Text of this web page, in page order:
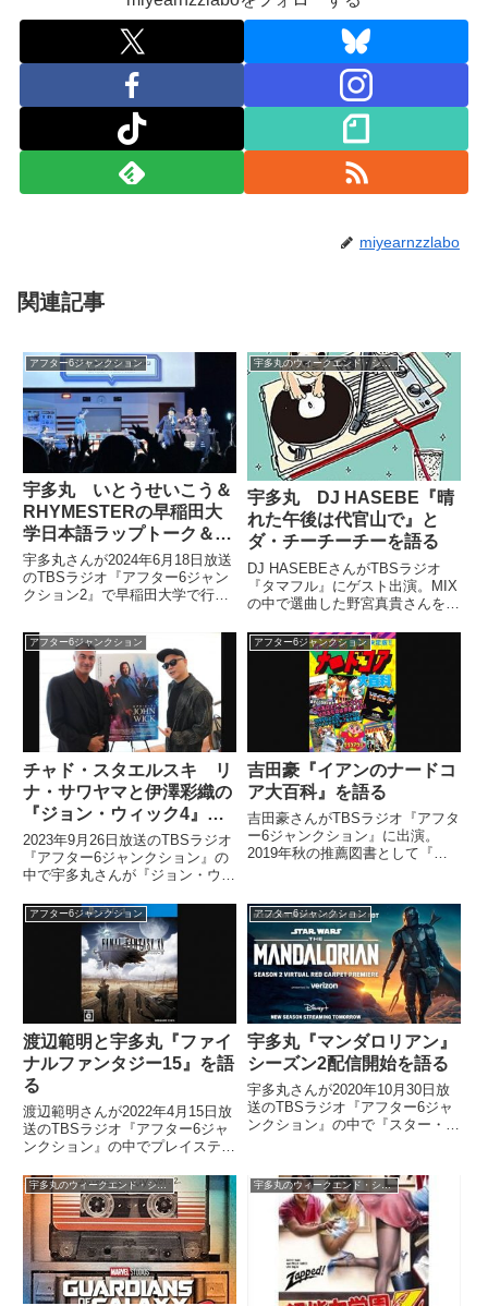
miyearnzzlabo
関連記事
アフター6ジャンクション
宇多丸 いとうせいこう＆
RHYMESTERの早稲田大
学日本語ラップトーク＆ラ
イブを語る
宇多丸さんが2024年6月18日放送
のTBSラジオ『アフター6ジャン
クション2』で早稲田大学で行わ
ャル・セッション「日本語とラッ
プ＠早稲田」』の模様を振り返っ
ていました。
宇多丸のウィークエンド・シャッフル
宇多丸 DJ HASEBE『晴
れた午後は代官山で』と
ダ・チーチーチーを語る
DJ HASEBEさんがTBSラジオ
『タマフル』にゲスト出演。MIX
の中で選曲した野宮真貴さんをフ
は代官山で』がダ・チーチーチー
曲であることを宇多丸さんが指摘
していました。（宇多丸）でも
さ、まずさ、野宮（真貴）...
アフター6ジャンクション
チャド・スタエルスキ リ
ナ・サワヤマと伊澤彩織の
『ジョン・ウィック4』起
用を語る
2023年9月26日放送のTBSラジオ
『アフター6ジャンクション』の
中で宇多丸さんが『ジョン・ウィ
ド・スタエルスキ監督にインタビ
ュー。アキラ役のリナ・サワヤマ
さんや、そのスタントダブルの
『ベイビーわるきゅーれ』伊澤彩
織さんの起用、そして劇中挿入歌
としてHUNGER『わ道 DJ Mitsu
the Beats Remix』を使用したこ
となどについて質問していまし
た。
アフター6ジャンクション
吉田豪『イアンのナードコ
ア大百科』を語る
吉田豪さんがTBSラジオ『アフタ
ー6ジャンクション』に出演。
2019年秋の推薦図書として『イ
か、いろいろとあるんですけど
も。これ、知っています？ 『イ
アンのナードコア大百科』って
い...
アフター6ジャンクション
渡辺範明と宇多丸『ファイ
ナルファンタジー15』を語
る
渡辺範明さんが2022年4月15日放
送のTBSラジオ『アフター6ジャ
ンクション』の中でプレイステー
とファイナルファンタジーについ
てトーク。『ファイナルファンタ
ジー15』について宇多丸さん、
宇内梨沙さんと話していました。
アフター6ジャンクション
宇多丸『マンダロリアン』
シーズン2配信開始を語る
宇多丸さんが2020年10月30日放
送のTBSラジオ『アフター6ジャ
ンクション』の中で『スター・ウ
信開始された件について話してい
ました。（宇多丸）ちょっとカル
チャーニュースをひとつ...
宇多丸のウィークエンド・シャッフル 宇多丸のウィークエンド・シャッフル